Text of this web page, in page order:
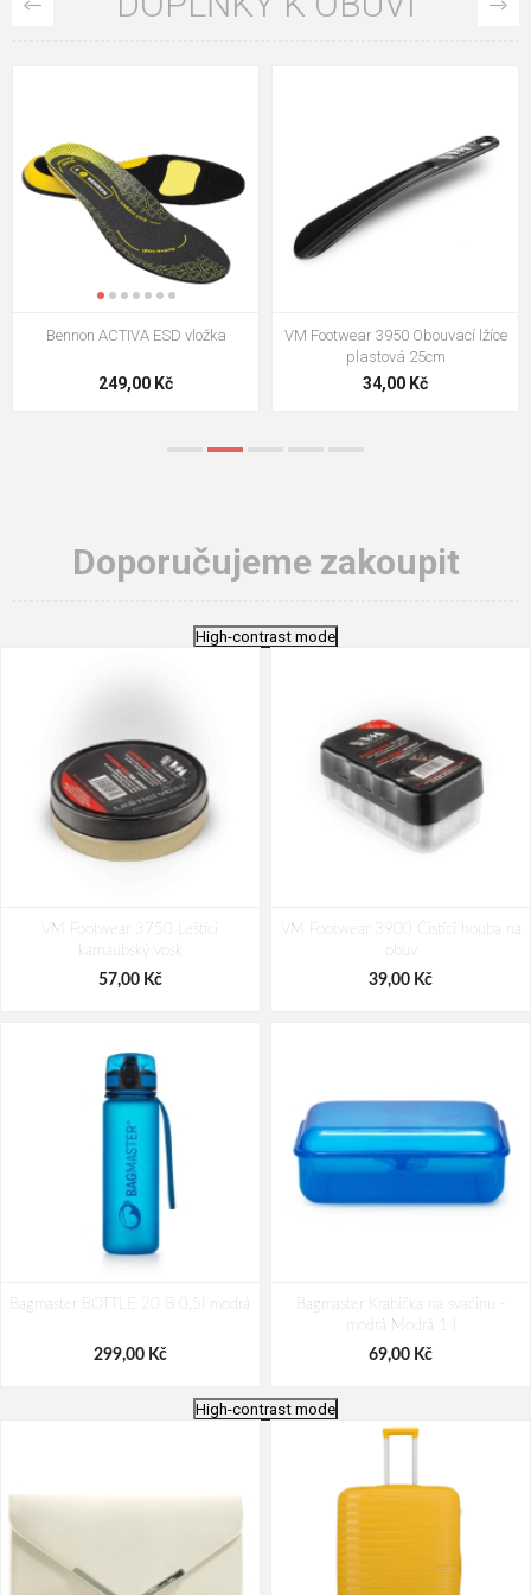
VM Footwear 3009 Vkládací stélka
124,00 Kč
VM Footwear 3102 Tkaničky
ploché
18,70 Kč
Doporučujeme zakoupit
High-contrast mode
VM Footwear 3750 Leštící
karnaubský vosk
57,00 Kč
VM Footwear 3900 Čistící houba na
obuv
39,00 Kč
Bagmaster BOTTLE 20 B 0,5l modrá
299,00 Kč
Bagmaster Krabička na svačinu -
modrá Modrá 1 l
69,00 Kč
High-contrast mode